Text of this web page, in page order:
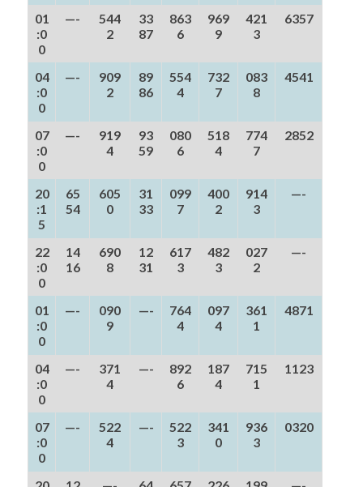
01
:0
0
—-
544
2
33
87
863
6
969
9
421
3
6357
04
:0
0
—-
909
2
89
86
554
4
732
7
083
8
4541
07
:0
0
—-
919
4
93
59
080
6
518
4
774
7
2852
20
:1
5
65
54
605
0
31
33
099
7
400
2
914
3
—-
22
:0
0
14
16
690
8
12
31
617
3
482
3
027
2
—-
01
:0
0
—-
090
9
—-
764
4
097
4
361
1
4871
04
:0
0
—-
371
4
—-
892
6
187
4
715
1
1123
07
:0
0
—-
522
4
—-
522
3
341
0
936
3
0320